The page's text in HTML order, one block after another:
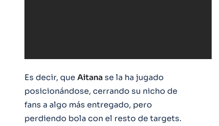
Es decir, que Aitanase la ha jugado
posicionándose, cerrando su nicho de
fans a algo más entregado, pero
perdiendo bola con el resto de targets.